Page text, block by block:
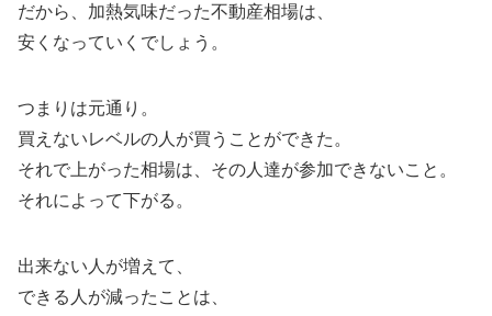
だから、加熱気味だった不動産相場は、
安くなっていくでしょう。
つまりは元通り。
買えないレベルの人が買うことができた。
それで上がった相場は、その人達が参加できないこと。
それによって下がる。
出来ない人が増えて、
できる人が減ったことは、